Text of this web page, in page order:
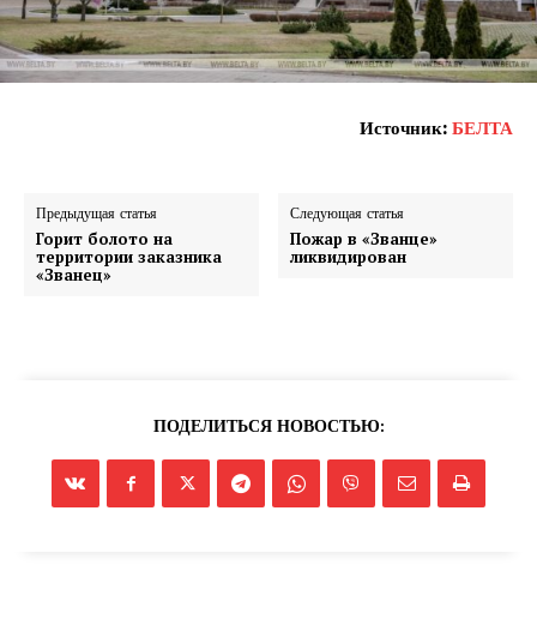
Газета
Редакция "ДВ"
Наша гісторыя
Источник: БЕЛТА
Предыдущая статья
Горит болото на
территории заказника
«Званец»
Следующая статья
Пожар в «Званце»
ликвидирован
ПОДЕЛИТЬСЯ НОВОСТЬЮ: